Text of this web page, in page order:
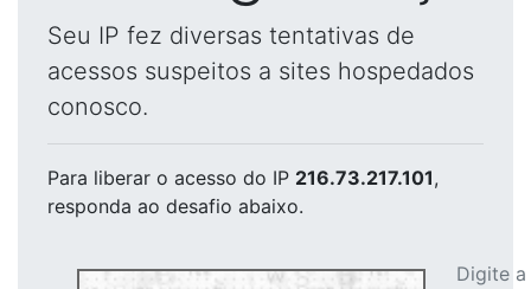
Seu IP fez diversas tentativas de
acessos suspeitos a sites hospedados
conosco.
Para liberar o acesso do IP 216.73.217.101,
responda ao desafio abaixo.
Digite